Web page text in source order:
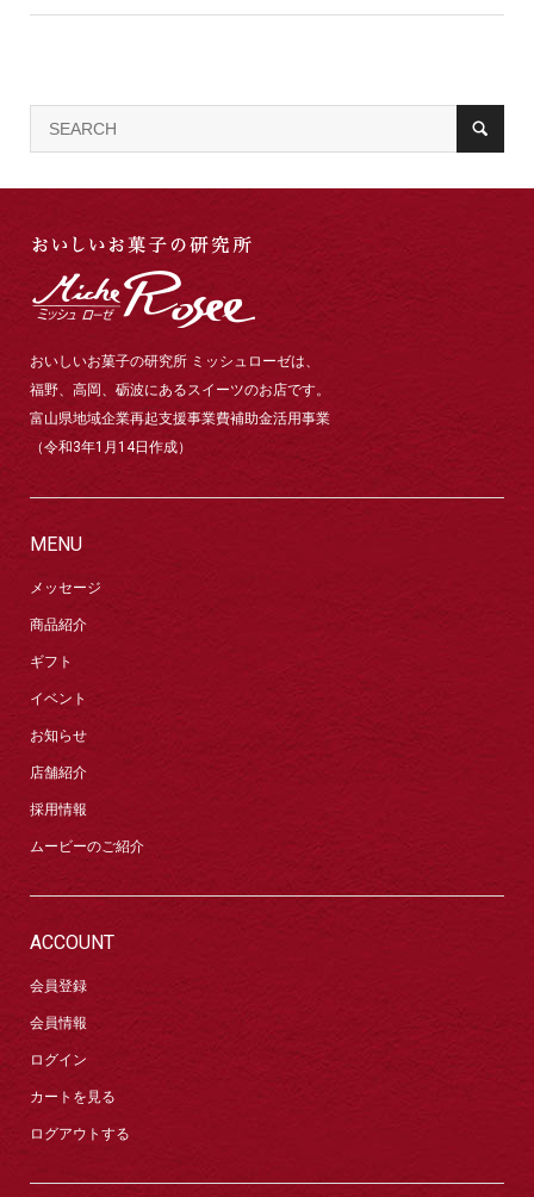
おいしいお菓子の研究所 ミッシュローゼは、
福野、高岡、砺波にあるスイーツのお店です。
富山県地域企業再起支援事業費補助金活用事業
（令和3年1月14日作成）
MENU
メッセージ
商品紹介
ギフト
イベント
お知らせ
店舗紹介
採用情報
ムービーのご紹介
ACCOUNT
会員登録
会員情報
ログイン
カートを見る
ログアウトする